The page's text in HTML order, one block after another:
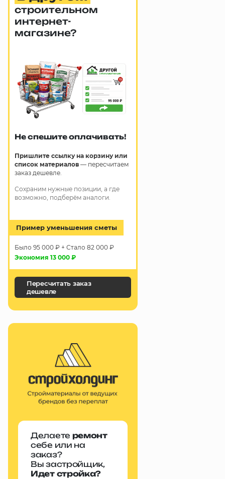
строительном
интернет-
магазине?
Не спешите оплачивать!
Пришлите ссылку на корзину или
список материалов — пересчитаем
заказ дешевле.
Сохраним нужные позиции, а где
возможно, подберём аналоги.
Пример уменьшения сметы
Было 95 000 ₽ + Стало 82 000 ₽
Экономия 13 000 ₽
Пересчитать заказ
дешевле
Делаете ремонт
себе или на
заказ?
Вы застройщик,
Идет стройка?